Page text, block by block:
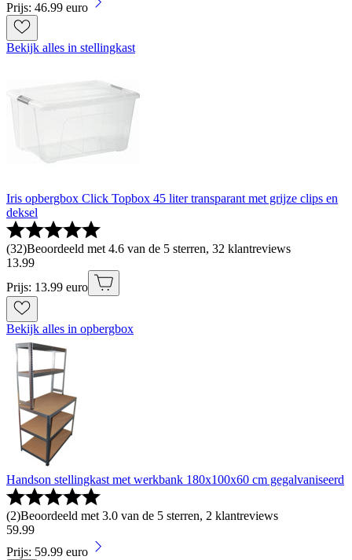
Prijs: 46.99 euro
Bekijk alles in stellingkast
Iris opbergbox Click Topbox 45 liter transparant met grijze clips en
deksel
(32)Beoordeeld met 4.6 van de 5 sterren, 32 klantreviews
13.99
Prijs: 13.99 euro
Bekijk alles in opbergbox
Handson stellingkast met werkbank 180x100x60 cm gegalvaniseerd
(2)Beoordeeld met 3.0 van de 5 sterren, 2 klantreviews
59.99
Prijs: 59.99 euro